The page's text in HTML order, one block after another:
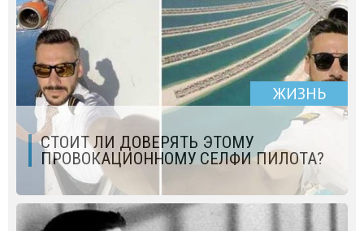
ЖИЗНЬ
СТОИТ ЛИ ДОВЕРЯТЬ ЭТОМУ
ПРОВОКАЦИОННОМУ СЕЛФИ ПИЛОТА?